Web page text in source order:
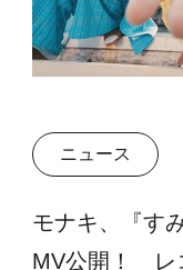
ニュース
モナキ、『す
MV公開！ レ